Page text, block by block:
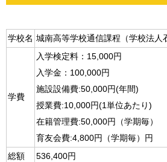
学校名 城南高等学校通信課程（学校法人
学費
入学検定料：15,000円
入学金：100,000円
施設設備費:50,000円(年間)
授業費:10,000円(1単位あたり)
在籍管理費:50,000円（学期毎）
育友会費:4,800円（学期毎）円
総額
536,400円